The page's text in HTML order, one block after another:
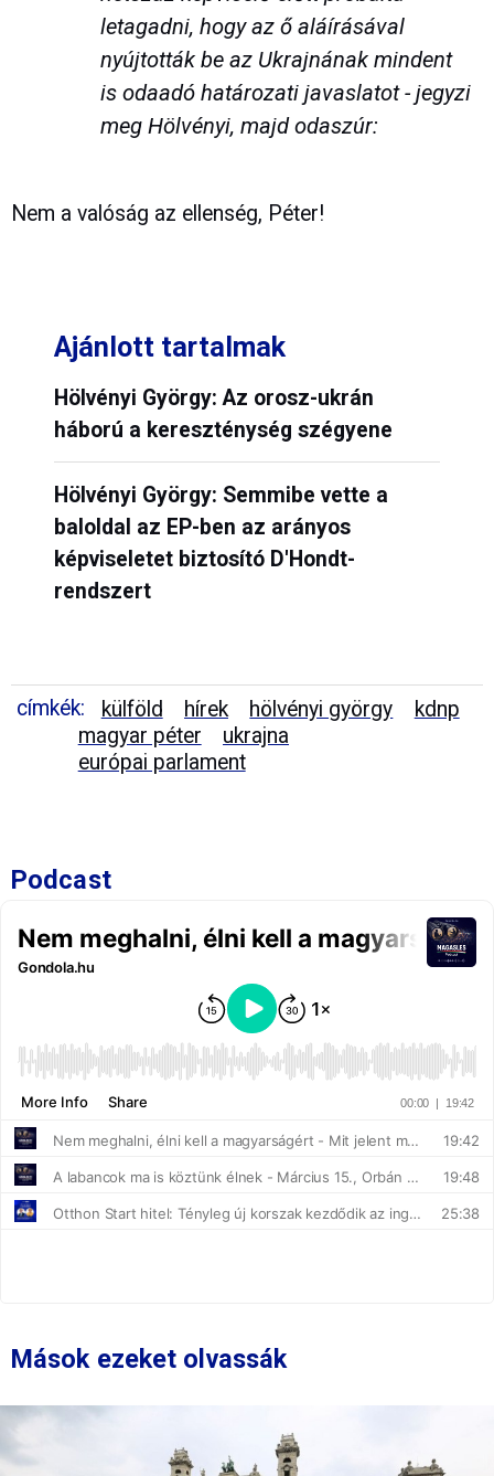
letagadni, hogy az ő aláírásával
nyújtották be az Ukrajnának mindent
is odaadó határozati javaslatot - jegyzi
meg Hölvényi, majd odaszúr:
Nem a valóság az ellenség, Péter!
Ajánlott tartalmak
Hölvényi György: Az orosz-ukrán
háború a kereszténység szégyene
Hölvényi György: Semmibe vette a
baloldal az EP-ben az arányos
képviseletet biztosító D'Hondt-
rendszert
címkék: külföld hírek hölvényi györgy
kdnp
magyar péter
ukrajna
európai parlament
Podcast
Mások ezeket olvassák